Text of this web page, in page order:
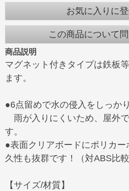
お気に入りに
この商品について
商品説明
マグネット付きタイプは鉄板
ます。
●6点留めで水の侵入をしっか
雨が入りにくいため、屋外
す。
●表面クリアボードにポリカ
久性も抜群です！（対ABS比較
【サイズ/材質】